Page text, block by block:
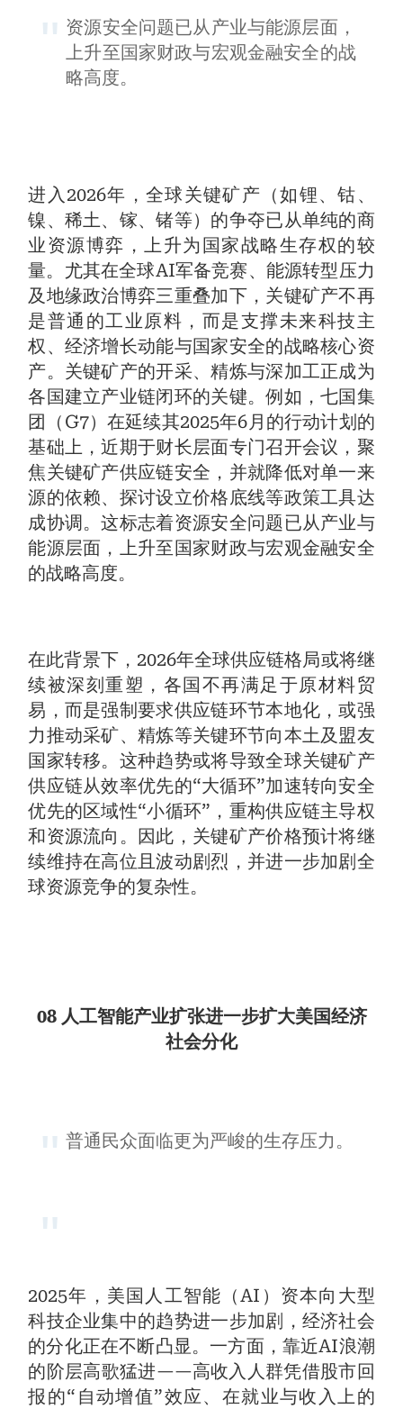
资源安全问题已从产业与能源层面，
上升至国家财政与宏观金融安全的战
略高度。
进入2026年，全球关键矿产（如锂、钴、
镍、稀土、镓、锗等）的争夺已从单纯的商
业资源博弈，上升为国家战略生存权的较
量。尤其在全球AI军备竞赛、能源转型压力
及地缘政治博弈三重叠加下，关键矿产不再
是普通的工业原料，而是支撑未来科技主
权、经济增长动能与国家安全的战略核心资
产。关键矿产的开采、精炼与深加工正成为
各国建立产业链闭环的关键。例如，七国集
团（G7）在延续其2025年6月的行动计划的
基础上，近期于财长层面专门召开会议，聚
焦关键矿产供应链安全，并就降低对单一来
源的依赖、探讨设立价格底线等政策工具达
成协调。这标志着资源安全问题已从产业与
能源层面，上升至国家财政与宏观金融安全
的战略高度。
在此背景下，2026年全球供应链格局或将继
续被深刻重塑，各国不再满足于原材料贸
易，而是强制要求供应链环节本地化，或强
力推动采矿、精炼等关键环节向本土及盟友
国家转移。这种趋势或将导致全球关键矿产
供应链从效率优先的“大循环”加速转向安全
优先的区域性“小循环”，重构供应链主导权
和资源流向。因此，关键矿产价格预计将继
续维持在高位且波动剧烈，并进一步加剧全
球资源竞争的复杂性。
08 人工智能产业扩张进一步扩大美国经济
社会分化
普通民众面临更为严峻的生存压力。
2025年，美国人工智能（AI）资本向大型
科技企业集中的趋势进一步加剧，经济社会
的分化正在不断凸显。一方面，靠近AI浪潮
的阶层高歌猛进——高收入人群凭借股市回
报的“自动增值”效应、在就业与收入上的